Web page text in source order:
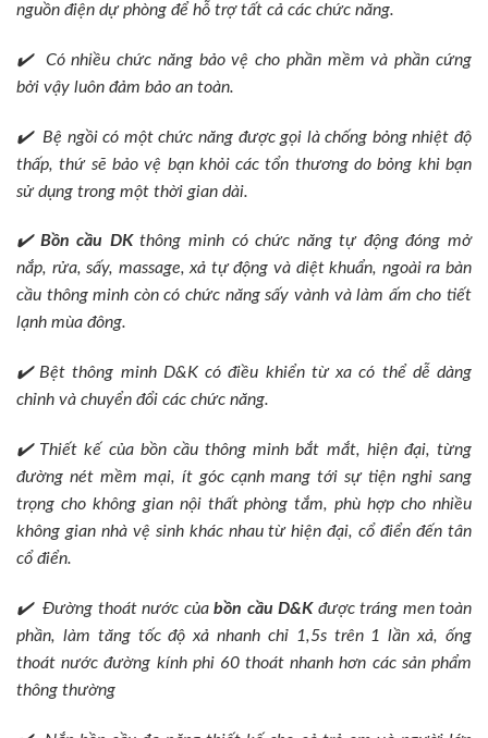
nguồn điện dự phòng để hỗ trợ tất cả các chức năng.
✔️ Có nhiều chức năng bảo vệ cho phần mềm và phần cứng
bởi vậy luôn đảm bảo an toàn.
✔️ Bệ ngồi có một chức năng được gọi là chống bỏng nhiệt độ
thấp, thứ sẽ bảo vệ bạn khỏi các tổn thương do bỏng khi bạn
sử dụng trong một thời gian dài.
✔️ Bồn cầu DKthông minh có chức năng tự động đóng mở
nắp, rửa, sấy, massage, xả tự động và diệt khuẩn, ngoài ra bàn
cầu thông minh còn có chức năng sấy vành và làm ấm cho tiết
lạnh mùa đông.
✔️ Bệt thông minh D&K có điều khiển từ xa có thể dễ dàng
chỉnh và chuyển đổi các chức năng.
✔️ Thiết kế của bồn cầu thông minh bắt mắt, hiện đại, từng
đường nét mềm mại, ít góc cạnh mang tới sự tiện nghi sang
trọng cho không gian nội thất phòng tắm, phù hợp cho nhiều
không gian nhà vệ sinh khác nhau từ hiện đại, cổ điển đến tân
cổ điển.
✔️ Đường thoát nước của bồn cầu D&Kđược tráng men toàn
phần, làm tăng tốc độ xả nhanh chỉ 1,5s trên 1 lần xả, ống
thoát nước đường kính phi 60 thoát nhanh hơn các sản phẩm
thông thường